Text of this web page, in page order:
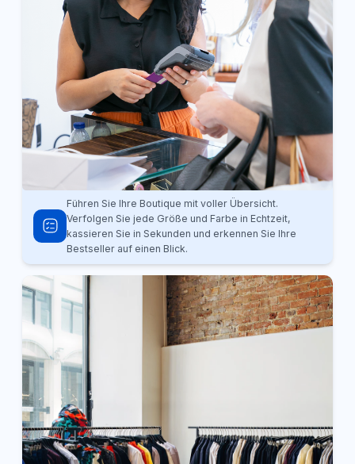
Führen Sie Ihre Boutique mit voller Übersicht.
Verfolgen Sie jede Größe und Farbe in Echtzeit,
kassieren Sie in Sekunden und erkennen Sie Ihre
Bestseller auf einen Blick.